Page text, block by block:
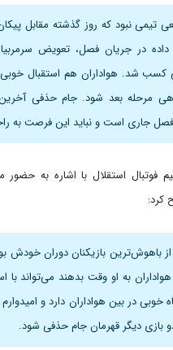
تیمی نبود که روز گذشته مقابل
داده در جریان فصل، تعویض‌
کسب شد. هواداران هم استقبال خوبی
مرحله بعد شود. جام حذفی
فصل جاری است و نباید این فرصت به
فوتبال استقلال با اشاره به
کرد:
باهوش‌ترین بازیکنان دوران خودش
هواداران به او وقت بدهند می‌تواند
خوبی در بین هواداران دارد و
بازی دیگر قهرمان جام حذفی شود.